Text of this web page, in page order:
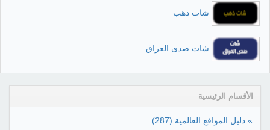
شات ذهب
شات صدى العراق
الأقسام الرئيسية
» دليل المواقع العالمية (287)